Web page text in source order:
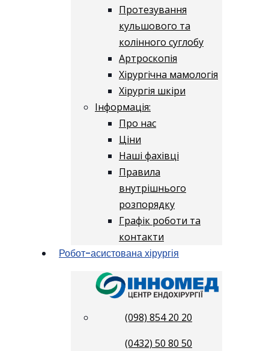
Протезування
кульшового та
колінного суглобу
Артроскопія
Хірургічна мамологія
Хірургія шкіри
Інформація:
Про нас
Ціни
Наші фахівці
Правила
внутрішнього
розпорядку
Графік роботи та
контакти
Робот-асистована хірургія
(098) 854 20 20
(0432) 50 80 50